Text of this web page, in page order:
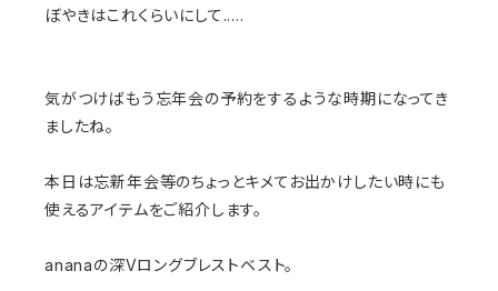
ぼやきはこれくらいにして.....
気がつけばもう忘年会の予約をするような時期になってき
ましたね。
本日は忘新年会等のちょっとキメてお出かけしたい時にも
使えるアイテムをご紹介します。
ananaの深Vロングブレストベスト。